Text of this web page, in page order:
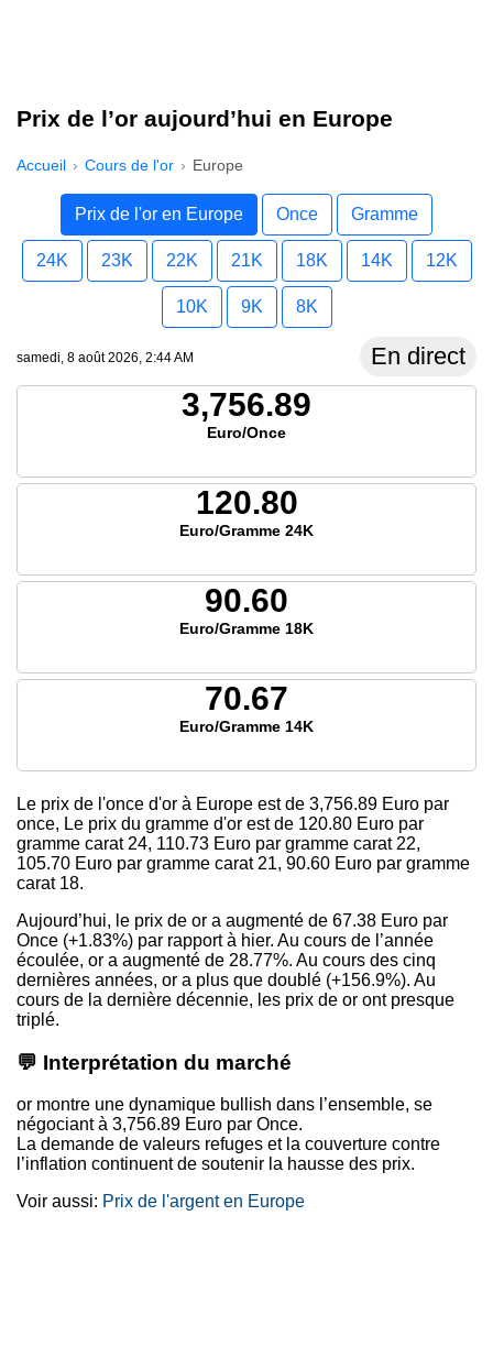
Prix de l’or aujourd’hui en Europe
Accueil Cours de l'or Europe
Prix de l'or en Europe Once Gramme
24K 23K 22K 21K 18K 14K 12K
10K 9K 8K
samedi, 8 août 2026, 2:44 AM En direct
3,756.89
Euro/Once
120.80
Euro/Gramme 24K
90.60
Euro/Gramme 18K
70.67
Euro/Gramme 14K
Le prix de l'once d'or à Europe estde 3,756.89 Euro par
once, Le prix du gramme d'or estde 120.80 Euro par
gramme carat 24, 110.73 Euro par gramme carat 22,
105.70 Euro par gramme carat 21, 90.60 Euro par gramme
carat 18.
Aujourd’hui, le prix de or a augmenté de 67.38 Euro par
Once (+1.83%) par rapport à hier. Au cours de l’année
écoulée, or a augmenté de 28.77%. Au cours des cinq
dernières années, or a plus que doublé (+156.9%). Au
cours de la dernière décennie, les prix de or ont presque
triplé.
💬 Interprétation du marché
or montre une dynamique bullish dans l’ensemble, se
négociant à 3,756.89 Euro par Once.
La demande de valeurs refuges et la couverture contre
l’inflation continuent de soutenir la hausse des prix.
Voir aussi: Prix de l'argent en Europe